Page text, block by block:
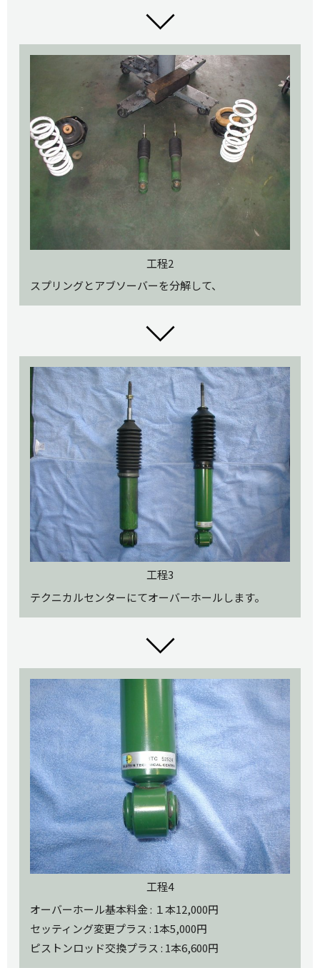
工程2
スプリングとアブソーバーを分解して、
工程3
テクニカルセンターにてオーバーホールします。
工程4
オーバーホール基本料金 : １本12,000円
セッティング変更プラス : 1本5,000円
ピストンロッド交換プラス : 1本6,600円